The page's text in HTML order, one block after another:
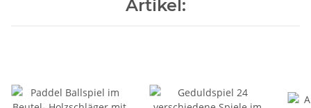
Artikel: